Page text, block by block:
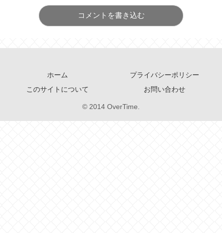
コメントを書き込む
ホーム
プライバシーポリシー
このサイトについて
お問い合わせ
© 2014 OverTime.